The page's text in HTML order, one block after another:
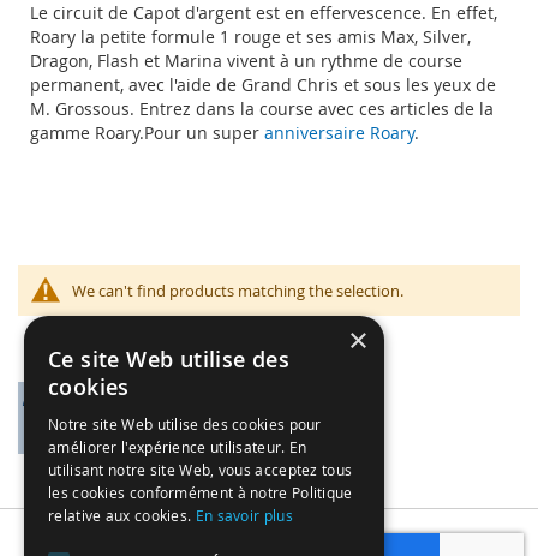
Le circuit de Capot d'argent est en effervescence. En effet,
Roary la petite formule 1 rouge et ses amis Max, Silver,
Dragon, Flash et Marina vivent à un rythme de course
permanent, avec l'aide de Grand Chris et sous les yeux de
M. Grossous. Entrez dans la course avec ces articles de la
gamme Roary.Pour un super anniversaire Roary.
We can't find products matching the selection.
×
Ce site Web utilise des
cookies
Notre site Web utilise des cookies pour
améliorer l'expérience utilisateur. En
utilisant notre site Web, vous acceptez tous
les cookies conformément à notre Politique
relative aux cookies. En savoir plus